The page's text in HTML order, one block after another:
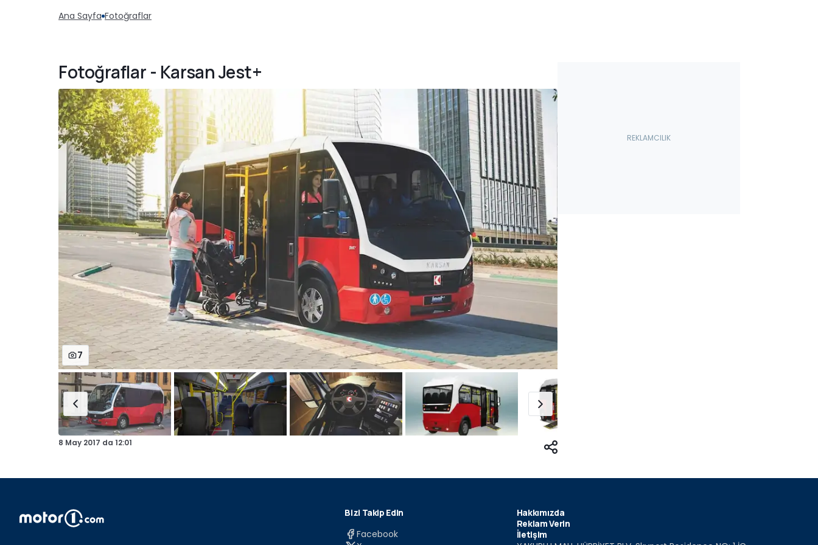
Ana Sayfa Fotoğraflar
Fotoğraflar - Karsan Jest+
7
8 May 2017 da 12:01
Bizi Takip Edin
Facebook
Hakkımızda
Reklam Verin
İletişim